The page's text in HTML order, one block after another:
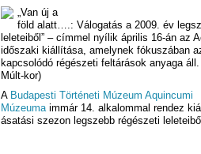
„Van új a
föld alatt….: Válogatás a 2009. év
leleteiből” – címmel nyílik április 16-án az
időszaki kiállítása, amelynek fókuszában
kapcsolódó régészeti feltárások anyaga
Múlt-kor)
A Budapesti Történeti Múzeum Aquincumi
Múzeumaimmár 14. alkalommal rendez
ásatási szezon legszebb régészeti